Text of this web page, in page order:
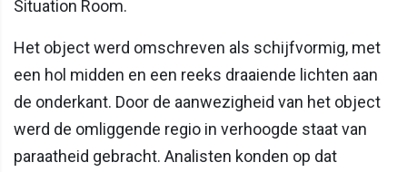
Situation Room.
Het object werd omschreven als schijfvormig, met
een hol midden en een reeks draaiende lichten aan
de onderkant. Door de aanwezigheid van het object
werd de omliggende regio in verhoogde staat van
paraatheid gebracht. Analisten konden op dat